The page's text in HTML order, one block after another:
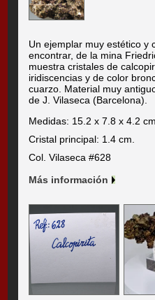
Un ejemplar muy estético y
encontrar, de la mina
muestra cristales de
iridiscencias y de color
cuarzo. Material muy
de J. Vilaseca (Barcelona).
Medidas: 15.2 x 7.8 x 4.2 cm.
Cristal principal: 1.4 cm.
Col. Vilaseca #628
Más información